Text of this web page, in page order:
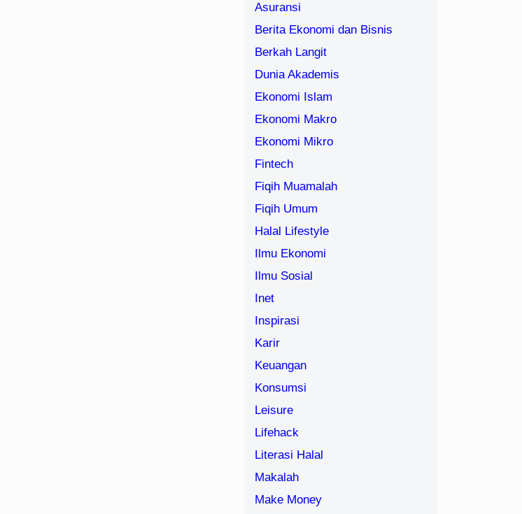
Asuransi
Berita Ekonomi dan Bisnis
Berkah Langit
Dunia Akademis
Ekonomi Islam
Ekonomi Makro
Ekonomi Mikro
Fintech
Fiqih Muamalah
Fiqih Umum
Halal Lifestyle
Ilmu Ekonomi
Ilmu Sosial
Inet
Inspirasi
Karir
Keuangan
Konsumsi
Leisure
Lifehack
Literasi Halal
Makalah
Make Money